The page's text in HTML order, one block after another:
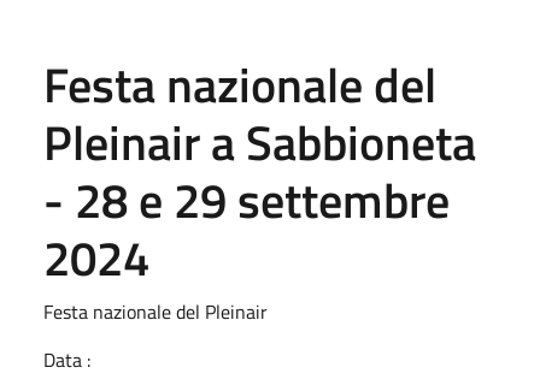
Festa nazionale del
Pleinair a Sabbioneta
- 28 e 29 settembre
2024
Festa nazionale del Pleinair
Data :